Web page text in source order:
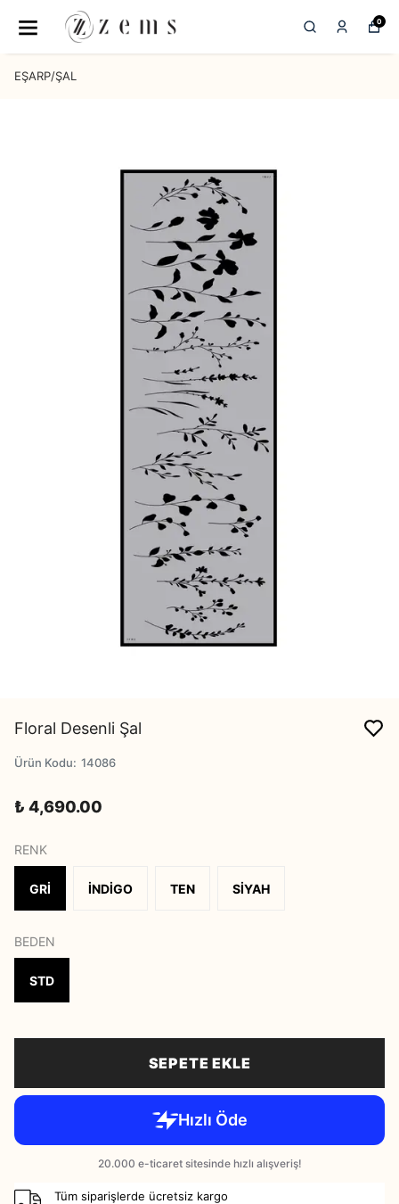
0
EŞARP/ŞAL
Floral Desenli Şal
Ürün Kodu: 14086
₺ 4,690.00
RENK
GRİ İNDİGO TEN SİYAH
BEDEN
STD
SEPETE EKLE
Tüm siparişlerde ücretsiz kargo